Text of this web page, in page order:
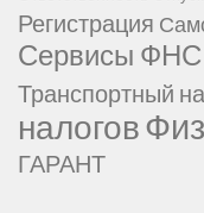
Регистрация
Сервисы ФНС
Транспортный
налогов
ГАРАНТ